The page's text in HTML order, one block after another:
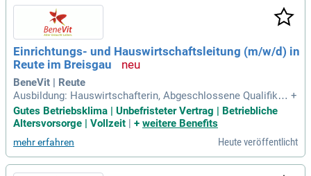
beamtenrechtlicher Vorgänge zuständig und bringen Ihre we
rtvolle Expertise ein. Für diese Position benötigen Sie ein B
achelorstudium im Bereich Betriebswirtschaft mit Schwerpu
nkt Personalmanagement oder eine vergleichbare Qualifikat
ion. Alternativ sollten Sie als Beamter die Laufbahnbefähigu
ng für die dritte Qualifikationsebene besitzen. Mehrjährige E
rfahrung in der Stellenbewertung im öffentlichen Dienst ist
Voraussetzung für Ihre fachliche Kompetenz.
Einrichtungs- und Hauswirtschaftsleitung (m/w/d) in
Reute im Breisgau
BeneVit | Reute
Ausbildung: Hauswirtschafterin, Abgeschlossene Qualifikati
on als staatlich geprüfte Hauswirtschaftliche Betriebsleitun
g, Hauswirtschaftsmeisterin, Studium der Ökotrophologie o
der Gesundheitsfachwirtin, Leitungserfahrung: Erfahrung in
der Führung eines
+
Gutes Betriebsklima | Unbefristeter Vertrag | Betriebliche
Altersvorsorge | Vollzeit | + weitere Benefits
mehr erfahren Heute veröffentlicht